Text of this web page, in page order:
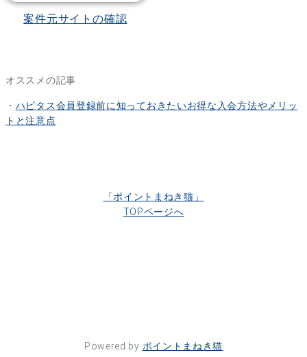
案件元サイトの確認
オススメの記事
・ ハピタス会員登録前に知っておきたいお得な入会方法やメリッ
トと注意点
「ポイントまねき猫」
TOPページへ
Powered by ポイントまねき猫